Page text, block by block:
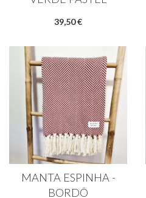
39,50 €
MANTA ESPINHA -
BORDÔ